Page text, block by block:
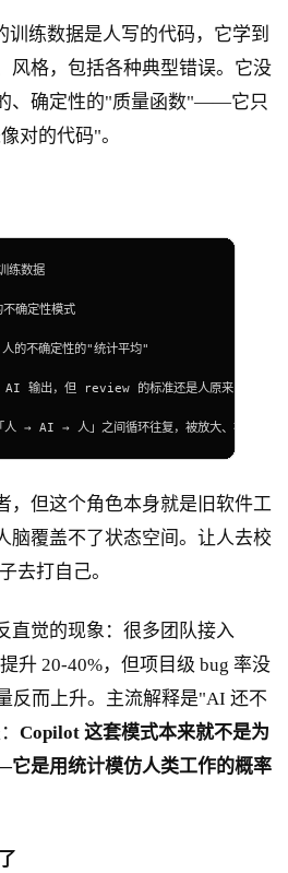
练数据是人写的代码，它学到
风格，包括各种典型错误。它没
、确定性的"质量函数"——它只
对的代码"。
练数据
不确定性模式
人的不确定性的"统计平均"
AI 输出，但 review 的标准还是人原来的标准
人 →
AI → 人」之间循环往复，被放大、被合法化
，但这个角色本身就是旧软件工
覆盖不了状态空间。让人去校
去打自己。
直觉的现象：很多团队接入
升 20-40%，但项目级 bug 率没
反而上升。主流解释是"AI 还不
Copilot 这套模式本来就不是为
是用统计模仿人类工作的概率